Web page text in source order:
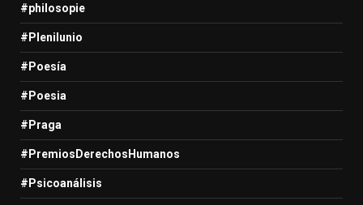
#philosopie
#Plenilunio
#Poesía
#Poesia
#Praga
#PremiosDerechosHumanos
#Psicoanálisis